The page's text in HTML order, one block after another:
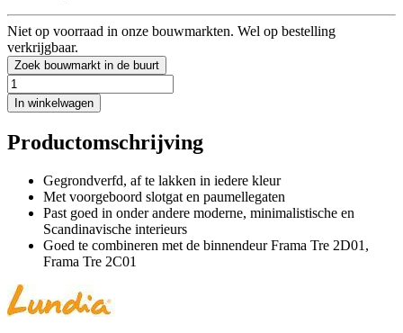
Niet op voorraad in onze bouwmarkten. Wel op bestelling
verkrijgbaar.
Zoek bouwmarkt in de buurt
In winkelwagen
Productomschrijving
Gegrondverfd, af te lakken in iedere kleur
Met voorgeboord slotgat en paumellegaten
Past goed in onder andere moderne, minimalistische en
Scandinavische interieurs
Goed te combineren met de binnendeur Frama Tre 2D01,
Frama Tre 2C01